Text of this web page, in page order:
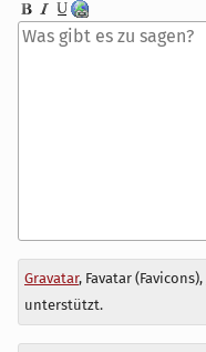
Antwort
zu
Gravatar, Favatar (Favicons),
unterstützt.